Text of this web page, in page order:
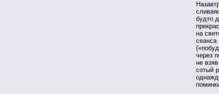
будто
на
сеанса
через
не
сотый